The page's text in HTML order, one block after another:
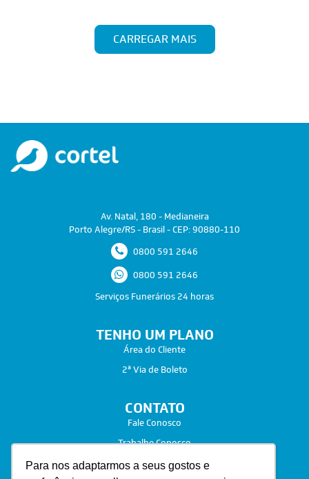
Para nos adaptarmos a seus gostos e
CARREGAR MAIS
Av. Natal, 180 - Medianeira
Porto Alegre/RS - Brasil - CEP: 90880-110
0800 591 2646
0800 591 2646
Serviços Funerários 24 horas
TENHO UM PLANO
Área do Cliente
2ª Via de Boleto
CONTATO
Fale Conosco
Trabalhe Conosco